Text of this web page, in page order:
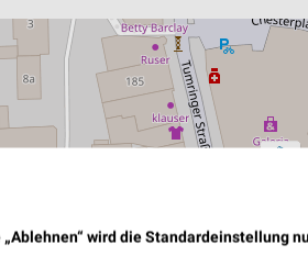
wird die Standardeinstellung